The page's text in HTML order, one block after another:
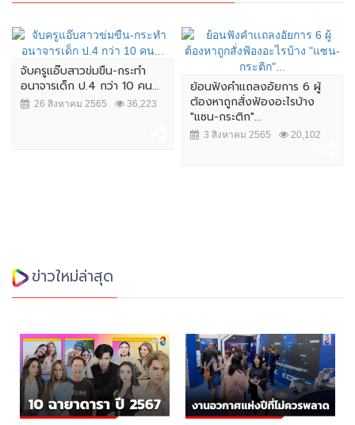
จับครูแอ๊บสาวข่มขืน-กระทำ
อนาจารเด็ก ป.4 กว่า 10 คน...
26 สิงหาคม 2565 36,223
ย้อนฟังคำเเถลงอัยการ 6 ผู้
ต้องหาถูกสั่งฟ้องอะไรบ้าง
"แซน-กระติก"...
3 สิงหาคม 2565 20,102
ข่าวใหม่ล่าสุด